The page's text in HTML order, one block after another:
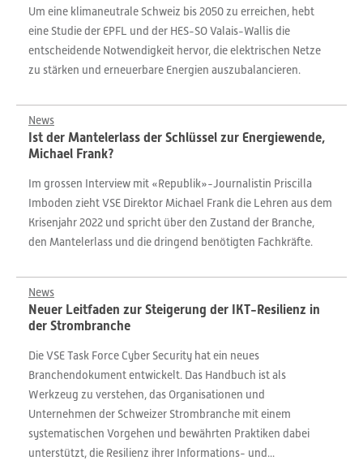
Um eine klimaneutrale Schweiz bis 2050 zu erreichen, hebt
eine Studie der EPFL und der HES-SO Valais-Wallis die
entscheidende Notwendigkeit hervor, die elektrischen Netze
zu stärken und erneuerbare Energien auszubalancieren.
News
Ist der Mantelerlass der Schlüssel zur Energiewende,
Michael Frank?
Im grossen Interview mit «Republik»-Journalistin Priscilla
Imboden zieht VSE Direktor Michael Frank die Lehren aus dem
Krisenjahr 2022 und spricht über den Zustand der Branche,
den Mantelerlass und die dringend benötigten Fachkräfte.
News
Neuer Leitfaden zur Steigerung der IKT-Resilienz in
der Strombranche
Die VSE Task Force Cyber Security hat ein neues
Branchendokument entwickelt. Das Handbuch ist als
Werkzeug zu verstehen, das Organisationen und
Unternehmen der Schweizer Strombranche mit einem
systematischen Vorgehen und bewährten Praktiken dabei
unterstützt, die Resilienz ihrer Informations- und...